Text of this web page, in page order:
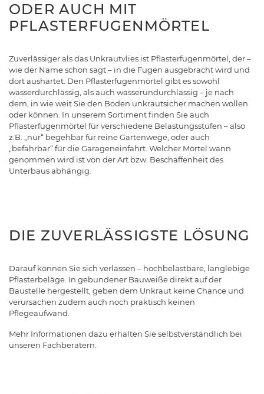
ODER AUCH MIT
PFLASTERFUGENMÖRTEL
Zuverlässiger als das Unkrautvlies ist Pflasterfugenmörtel, der –
wie der Name schon sagt – in die Fugen ausgebracht wird und
dort aushärtet. Den Pflasterfugenmörtel gibt es sowohl
wasserdurchlässig, als auch wasserundurchlässig – je nach
dem, in wie weit Sie den Boden unkrautsicher machen wollen
oder können. In unserem Sortiment finden Sie auch
Pflasterfugenmörtel für verschiedene Belastungsstufen – also
z.B. „nur“ begehbar für reine Gartenwege, oder auch
„befahrbar“ für die Garageneinfahrt. Welcher Mörtel wann
genommen wird ist von der Art bzw. Beschaffenheit des
Unterbaus abhängig.
DIE ZUVERLÄSSIGSTE LÖSUNG
Darauf können Sie sich verlassen – hochbelastbare, langlebige
Pflasterbeläge. In gebundener Bauweiße direkt auf der
Baustelle hergestellt, geben dem Unkraut keine Chance und
verursachen zudem auch noch praktisch keinen
Pflegeaufwand.
Mehr Informationen dazu erhalten Sie selbstverständlich bei
unseren Fachberatern.